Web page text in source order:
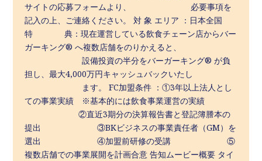
サイトの応募フォームより、 必要事項を
記入の上、ご連絡ください。 対 象 エリア ：日本全国
特 典：現在運営している飲食チェーン店からバー
ガーキング® へ複数店舗をのりかえると、
設備投資の半分をバーガーキング® が負
担し、最大4,000万円キャッシュバックいたし
ます。 FC加盟条件 ：①3年以上法人とし
ての事業実績 ※基本的には飲食事業運営の実績
②直近3期分の決算報告書と登記簿謄本の
提出 ③BKビジネスの事業責任者（GM）を
選出 ④加盟前研修の受講 ⑤
複数店舗での事業展開を計画合意 告知ムービー概要 タイ